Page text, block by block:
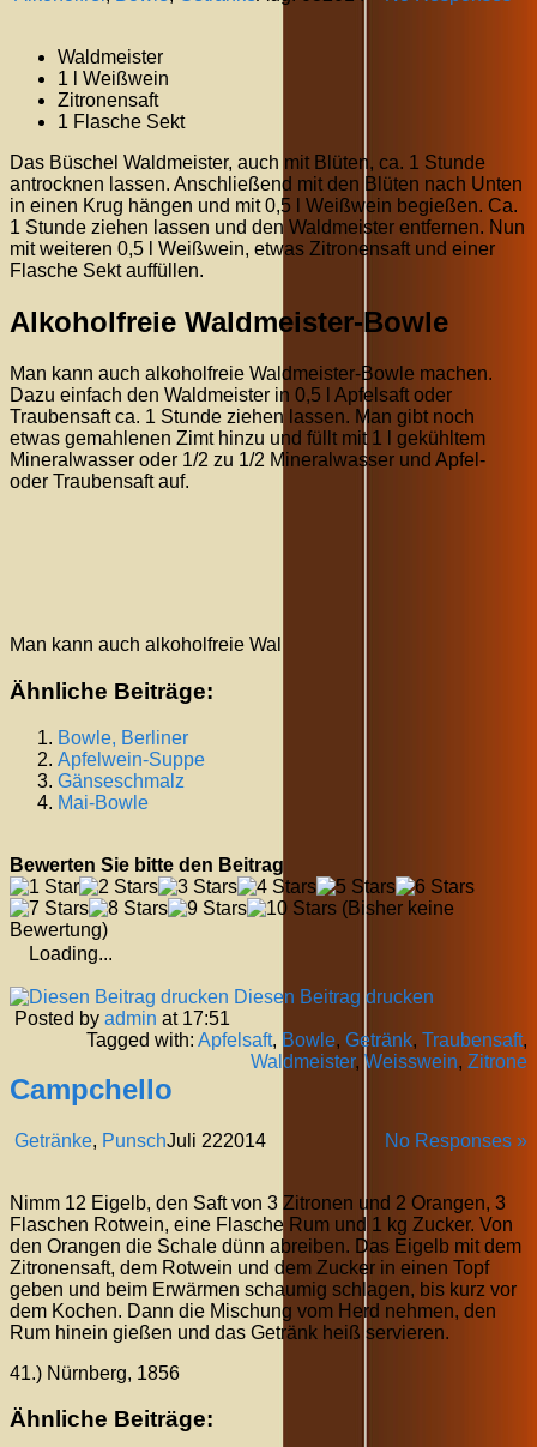
Waldmeister
1 l Weißwein
Zitronensaft
1 Flasche Sekt
Das Büschel Waldmeister, auch mit Blüten, ca. 1 Stunde
antrocknen lassen. Anschließend mit den Blüten nach Unten
in einen Krug hängen und mit 0,5 l Weißwein begießen. Ca.
1 Stunde ziehen lassen und den Waldmeister entfernen. Nun
mit weiteren 0,5 l Weißwein, etwas Zitronensaft und einer
Flasche Sekt auffüllen.
Alkoholfreie Waldmeister-Bowle
Man kann auch alkoholfreie Waldmeister-Bowle machen.
Dazu einfach den Waldmeister in 0,5 l Apfelsaft oder
Traubensaft ca. 1 Stunde ziehen lassen. Man gibt noch
etwas gemahlenen Zimt hinzu und füllt mit 1 l gekühltem
Mineralwasser oder 1/2 zu 1/2 Mineralwasser und Apfel-
oder Traubensaft auf.
Man kann auch alkoholfreie Wal
Ähnliche Beiträge:
Bowle, Berliner
Apfelwein-Suppe
Gänseschmalz
Mai-Bowle
Bewerten Sie bitte den Beitrag
(Bisher keine
Bewertung)
Loading...
Diesen Beitrag drucken
Posted by admin at 17:51
Tagged with: Apfelsaft, Bowle, Getränk, Traubensaft,
Waldmeister, Weisswein, Zitrone
Campchello
Getränke, Punsch No Responses »
Juli 222014
Nimm 12 Eigelb, den Saft von 3 Zitronen und 2 Orangen, 3
Flaschen Rotwein, eine Flasche Rum und 1 kg Zucker. Von
den Orangen die Schale dünn abreiben. Das Eigelb mit dem
Zitronensaft, dem Rotwein und dem Zucker in einen Topf
geben und beim Erwärmen schaumig schlagen, bis kurz vor
dem Kochen. Dann die Mischung vom Herd nehmen, den
Rum hinein gießen und das Getränk heiß servieren.
41.) Nürnberg, 1856
Ähnliche Beiträge: